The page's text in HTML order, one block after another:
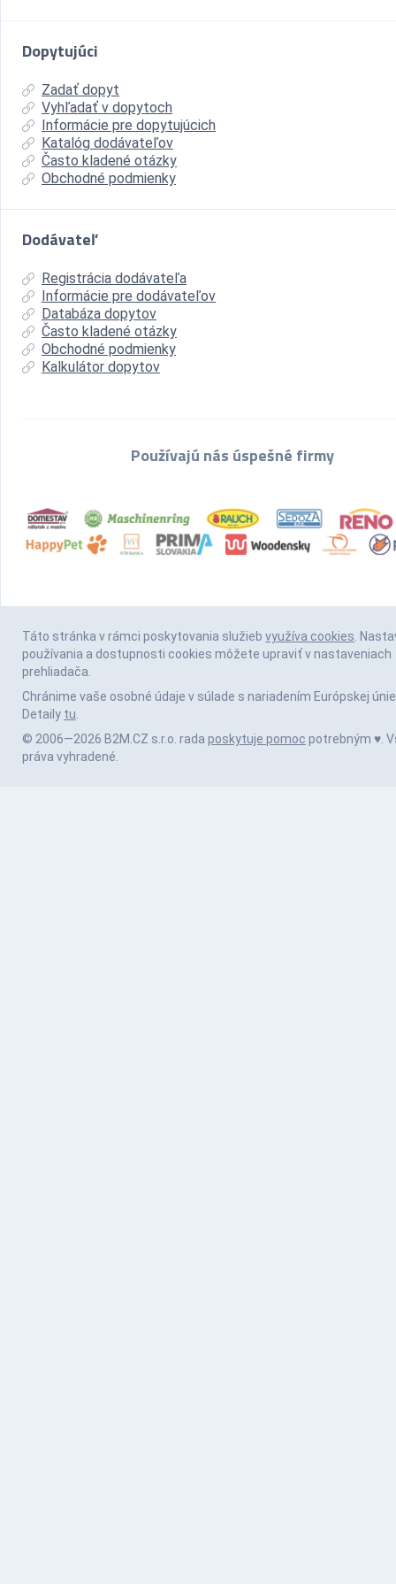
Dopytujúci
Zadať dopyt
Vyhľadať v dopytoch
Informácie pre dopytujúcich
Katalóg dodávateľov
Často kladené otázky
Obchodné podmienky
Dodávateľ
Registrácia dodávateľa
Informácie pre dodávateľov
Databáza dopytov
Často kladené otázky
Obchodné podmienky
Kalkulátor dopytov
Používajú nás úspešné firmy
Táto stránka v rámci poskytovania služieb využíva cookies.
používania a dostupnosti cookies môžete upraviť v nastaveniach
prehliadača.
Chránime vaše osobné údaje v súlade s nariadením Európskej únie
Detaily tu.
© 2006—2026 B2M.CZ s.r.o. rada poskytuje pomoc potrebným ♥️.
práva vyhradené.